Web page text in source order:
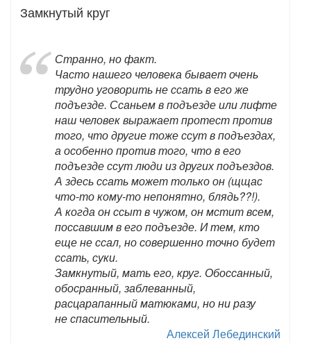
Замкнутый круг
Странно, но факт.
Часто нашего человека бывает очень
трудно уговорить не ссать в его же
подъезде. Ссаньем в подъезде или лифте
наш человек выражает протест против
того, что другие тоже ссут в подъездах,
а особенно против того, что в его
подъезде ссут люди из других подъездов.
А здесь ссать может только он (щщас
что-то кому-то непонятно, блядь??!).
А когда он ссыт в чужом, он мстит всем,
поссавшим в его подъезде. И тем, кто
еще не ссал, но совершенно точно будет
ссать, суки.
Замкнутый, мать его, круг. Обоссанный,
обосранный, заблеванный,
расцарапанный матюками, но ни разу
не спасительный.
Алексей Лебединский